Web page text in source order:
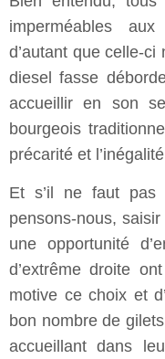
imperméables
d’autant que celle-ci
diesel fasse
accueillir en son
bourgeois
précarité et
Et s’il ne faut pas
pensons-nous,
une opportunité
d’extrême droite
motive ce choix et
bon nombre de
accueillant dans